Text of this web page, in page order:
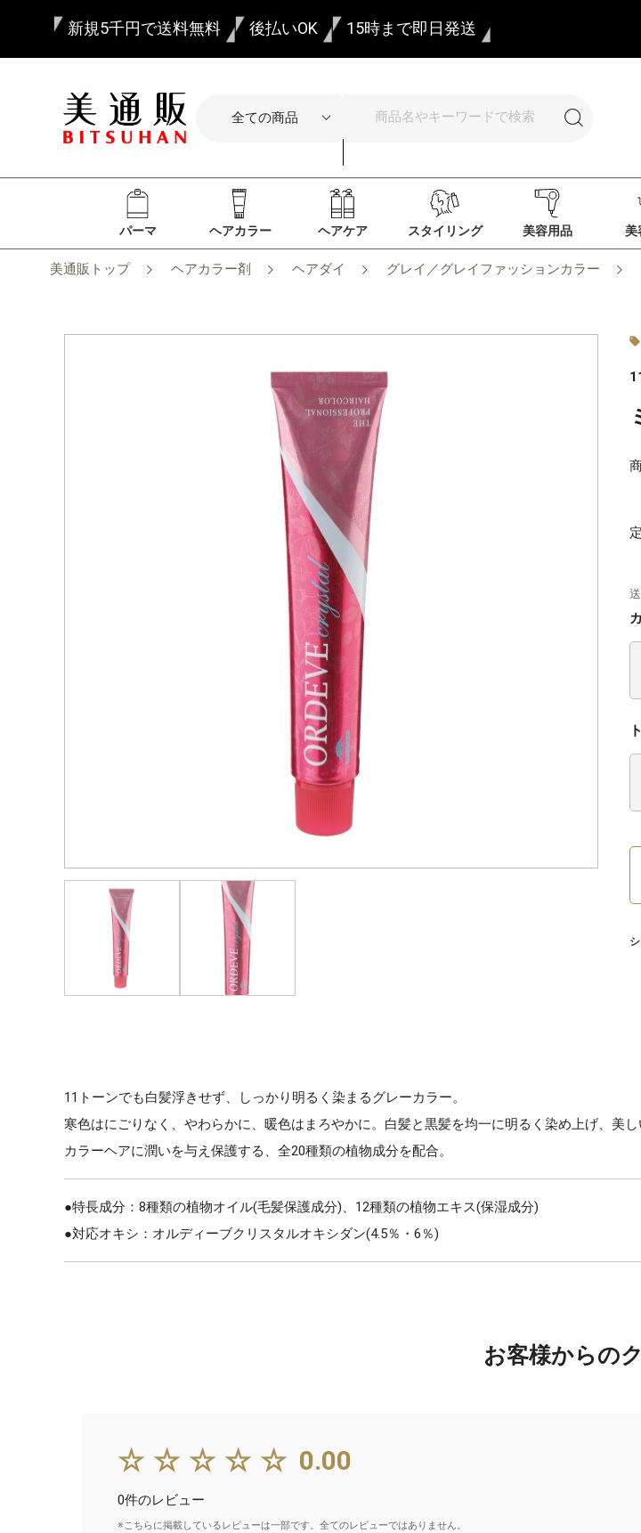
新規5千円で送料無料 後払いOK 15時まで即日発送
パーマ ヘアカラー ヘアケア スタイリング 美容用品 美
美通販トップ ヘアカラー剤 ヘアダイ グレイ／グレイファッションカラー
11トーンでも白髪浮きせず、しっかり明るく染まるグレーカラー。
寒色はにごりなく、やわらかに、暖色はまろやかに。白髪と黒髪を均一に明るく染め上げ、美
カラーヘアに潤いを与え保護する、全20種類の植物成分を配合。
●特長成分：8種類の植物オイル(毛髪保護成分)、12種類の植物エキス(保湿成分)
●対応オキシ：オルディーブクリスタルオキシダン(4.5％・6％)
お客様からの
☆☆☆☆☆ 0.00
0件のレビュー
※こちらに掲載しているレビューは一部です。全てのレビューではありません。